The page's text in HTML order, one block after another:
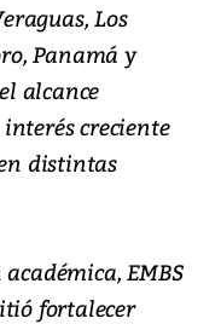
Los
Panamá y
alcance
creciente
distintas
EMBS
fortalecer